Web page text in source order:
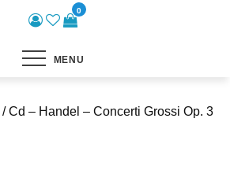
0
MENU
/ Cd – Handel – Concerti Grossi Op. 3